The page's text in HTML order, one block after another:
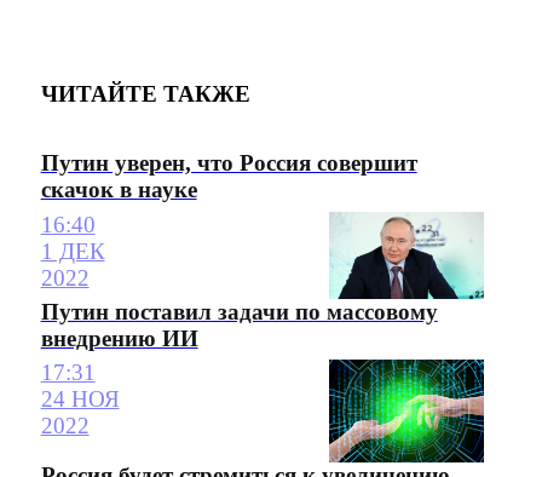
ЧИТАЙТЕ ТАКЖЕ
Путин уверен, что Россия совершит
скачок в науке
16:40
1 ДЕК
2022
Путин поставил задачи по массовому
внедрению ИИ
17:31
24 НОЯ
2022